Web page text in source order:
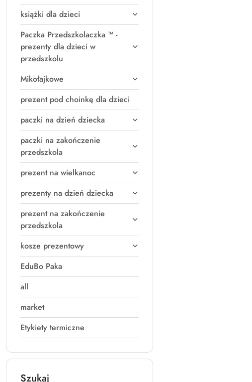
książki dla dzieci
Paczka Przedszkolaczka ™ -
prezenty dla dzieci w
przedszkolu
Mikołajkowe
prezent pod choinkę dla dzieci
paczki na dzień dziecka
paczki na zakończenie
przedszkola
prezent na wielkanoc
prezenty na dzień dziecka
prezent na zakończenie
przedszkola
kosze prezentowy
EduBo Paka
all
market
Etykiety termiczne
Szukaj